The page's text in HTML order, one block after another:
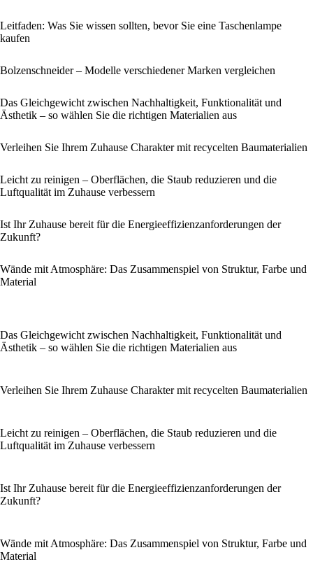
Leitfaden: Was Sie wissen sollten, bevor Sie eine Taschenlampe
kaufen
Bolzenschneider – Modelle verschiedener Marken vergleichen
Das Gleichgewicht zwischen Nachhaltigkeit, Funktionalität und
Ästhetik – so wählen Sie die richtigen Materialien aus
Verleihen Sie Ihrem Zuhause Charakter mit recycelten Baumaterialien
Leicht zu reinigen – Oberflächen, die Staub reduzieren und die
Luftqualität im Zuhause verbessern
Ist Ihr Zuhause bereit für die Energieeffizienzanforderungen der
Zukunft?
Wände mit Atmosphäre: Das Zusammenspiel von Struktur, Farbe und
Material
Das Gleichgewicht zwischen Nachhaltigkeit, Funktionalität und
Ästhetik – so wählen Sie die richtigen Materialien aus
Verleihen Sie Ihrem Zuhause Charakter mit recycelten Baumaterialien
Leicht zu reinigen – Oberflächen, die Staub reduzieren und die
Luftqualität im Zuhause verbessern
Ist Ihr Zuhause bereit für die Energieeffizienzanforderungen der
Zukunft?
Wände mit Atmosphäre: Das Zusammenspiel von Struktur, Farbe und
Material